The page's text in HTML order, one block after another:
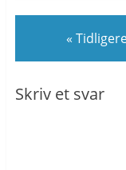
«
Skriv et svar